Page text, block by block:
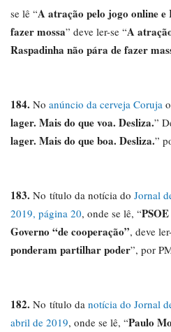
se lê “A atração pelo jogo online e
fazer mossa” deve ler-se “A
Raspadinha não pára de fazer
184. No anúncio da cerveja Coruja
lager. Mais do que voa. Desliza.”
lager. Mais do que boa. Desliza.”
183. No título da notícia do Jornal
2019, página 20, onde se lê, “
Governo “de cooperação”, deve
ponderam partilhar poder”, por
182. No título da notícia do Jornal
abril de 2019, onde se lê, “Paulo